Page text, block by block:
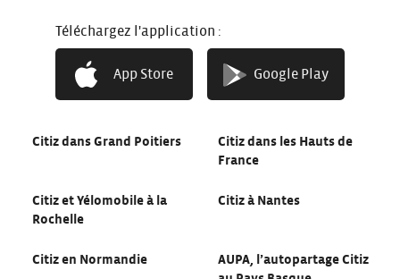
Téléchargez l'application :
App Store Google Play
Citiz en Bourgogne
Franche Comté
Citiz dans le Grand-Est
Citiz en autopartage
Métropole de Lyon
Citiz dans Grand Poitiers
Citiz dans les Hauts de
France
Citiz et Yélomobile à la
Rochelle
Citiz à Nantes
Citiz en Normandie
AUPA, l’autopartage Citiz